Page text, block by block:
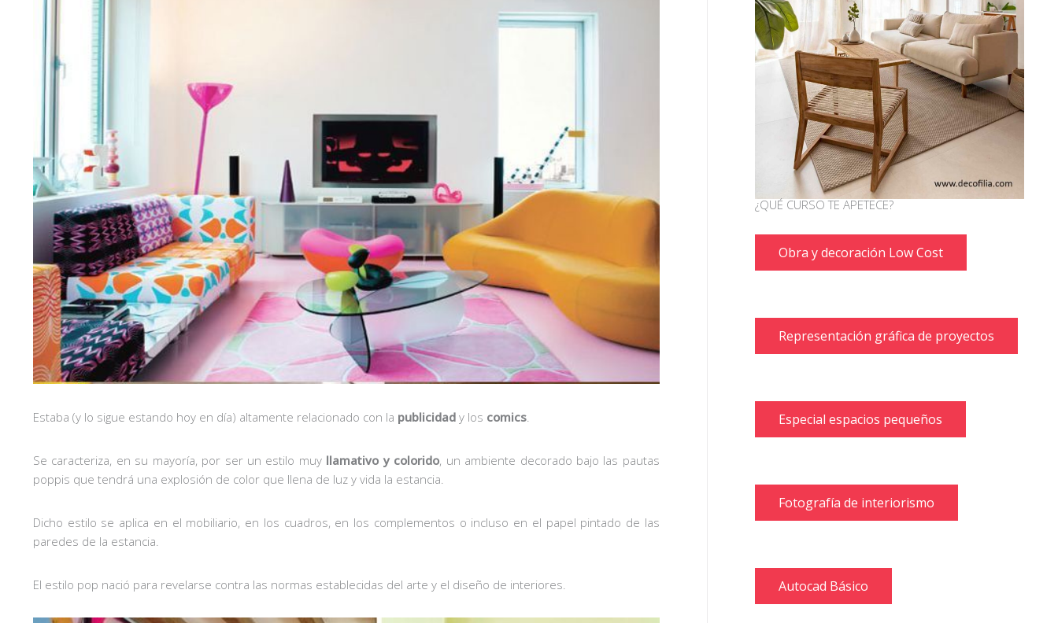
Estaba (y lo sigue estando hoy en día) altamente relacionado con la publicidad y los comics.
Se caracteriza, en su mayoría, por ser un estilo muy llamativo y colorido, un ambiente decorado bajo las pautas
poppis que tendrá una explosión de color que llena de luz y vida la estancia.
Dicho estilo se aplica en el mobiliario, en los cuadros, en los complementos o incluso en el papel pintado de las
paredes de la estancia.
El estilo pop nació para revelarse contra las normas establecidas del arte y el diseño de interiores.
¿QUÉ CURSO TE APETECE?
Obra y decoración Low Cost
Representación gráfica de proyectos
Especial espacios pequeños
Fotografía de interiorismo
Autocad Básico